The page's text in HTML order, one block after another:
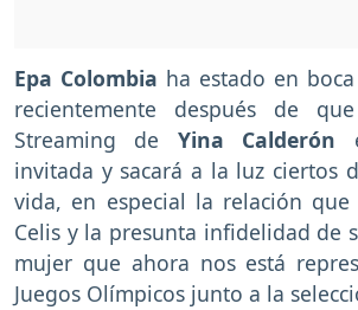
Epa Colombia ha estado en
recientemente después de
Streaming de Yina Calderón
invitada y sacará a la luz ciertos
vida, en especial la relación
Celis y la presunta infidelidad de
mujer que ahora nos está
Juegos Olímpicos junto a la